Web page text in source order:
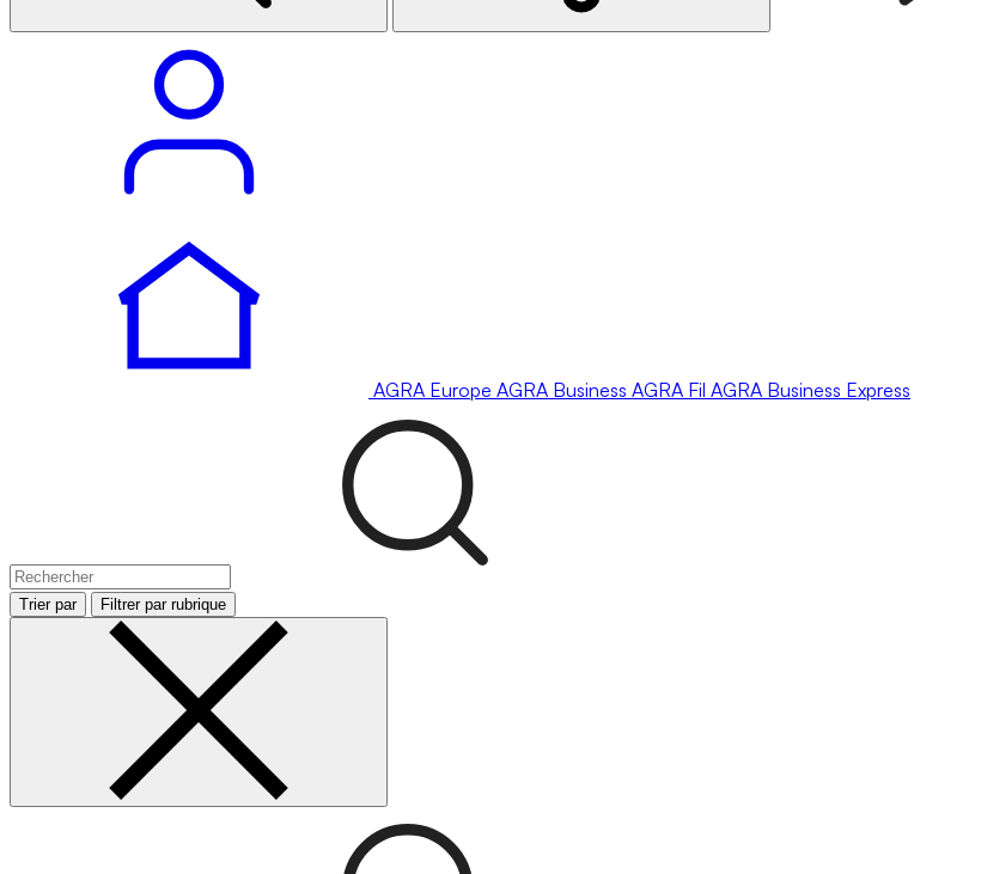
AGRA Europe AGRA Business AGRA Fil AGRA Business Express
Trier par Filtrer par rubrique